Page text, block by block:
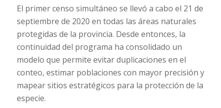
El primer censo simultáneo se llevó a cabo el 21 de
septiembre de 2020 en todas las áreas naturales
protegidas de la provincia. Desde entonces, la
continuidad del programa ha consolidado un
modelo que permite evitar duplicaciones en el
conteo, estimar poblaciones con mayor precisión y
mapear sitios estratégicos para la protección de la
especie.